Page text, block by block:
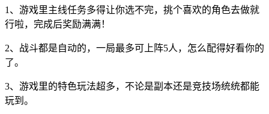
1、游戏里主线任务多得让你选不完，挑个喜欢的角色去做就
行啦，完成后奖励满满！
2、战斗都是自动的，一局最多可上阵5人，怎么配得好看你的
了。
3、游戏里的特色玩法超多，不论是副本还是竞技场统统都能
玩到。